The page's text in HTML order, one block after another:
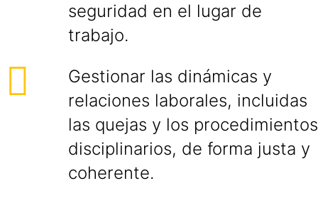
seguridad en el lugar de
trabajo.
Gestionar las dinámicas y
relaciones laborales, incluidas
las quejas y los procedimientos
disciplinarios, de forma justa y
coherente.